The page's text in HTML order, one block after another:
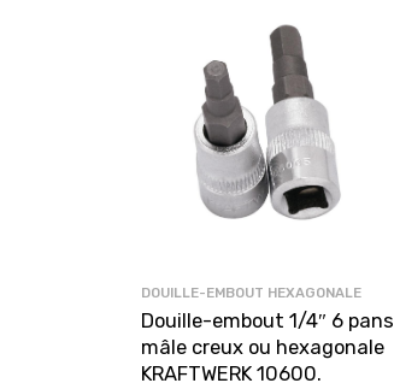
DOUILLE-EMBOUT HEXAGONALE
Douille-embout 1/4″ 6 pans
mâle creux ou hexagonale
KRAFTWERK 10600.